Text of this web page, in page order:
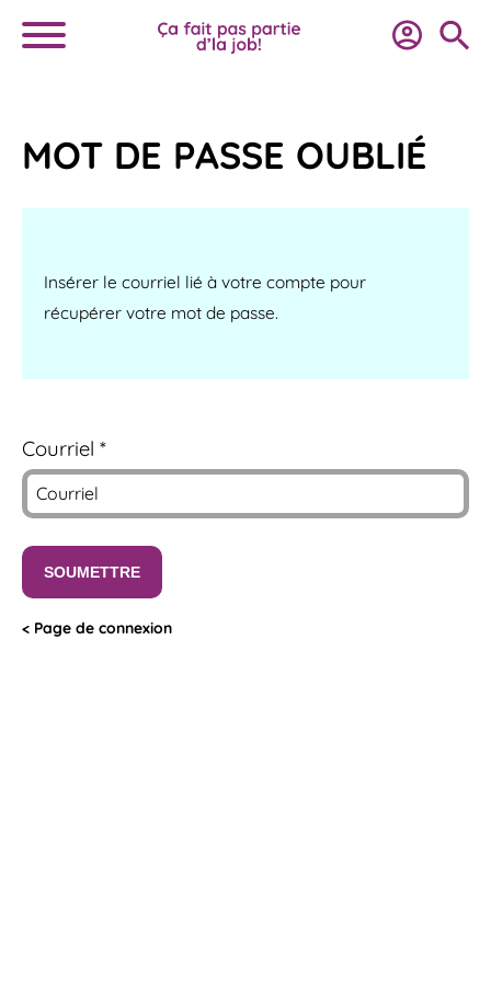
MOT DE PASSE OUBLIÉ
Insérer le courriel lié à votre compte pour
récupérer votre mot de passe.
Courriel *
Page de connexion